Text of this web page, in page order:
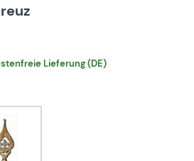
Lieferung (DE)
verchromt